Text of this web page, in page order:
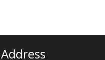
Address